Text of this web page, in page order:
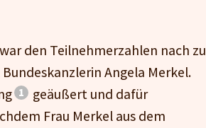
den Teilnehmerzahlen nach zu
Angela Merkel.
geäußert und dafür
Frau Merkel aus dem